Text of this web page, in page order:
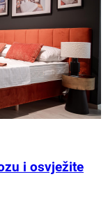
i osvježite